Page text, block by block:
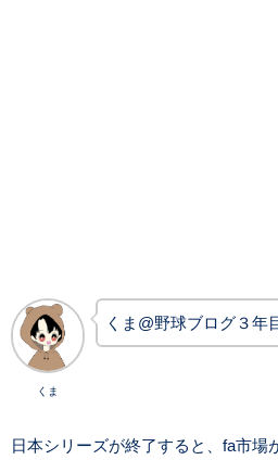
くま
くま@野球ブログ３年
日本シリーズが終了すると、fa市場